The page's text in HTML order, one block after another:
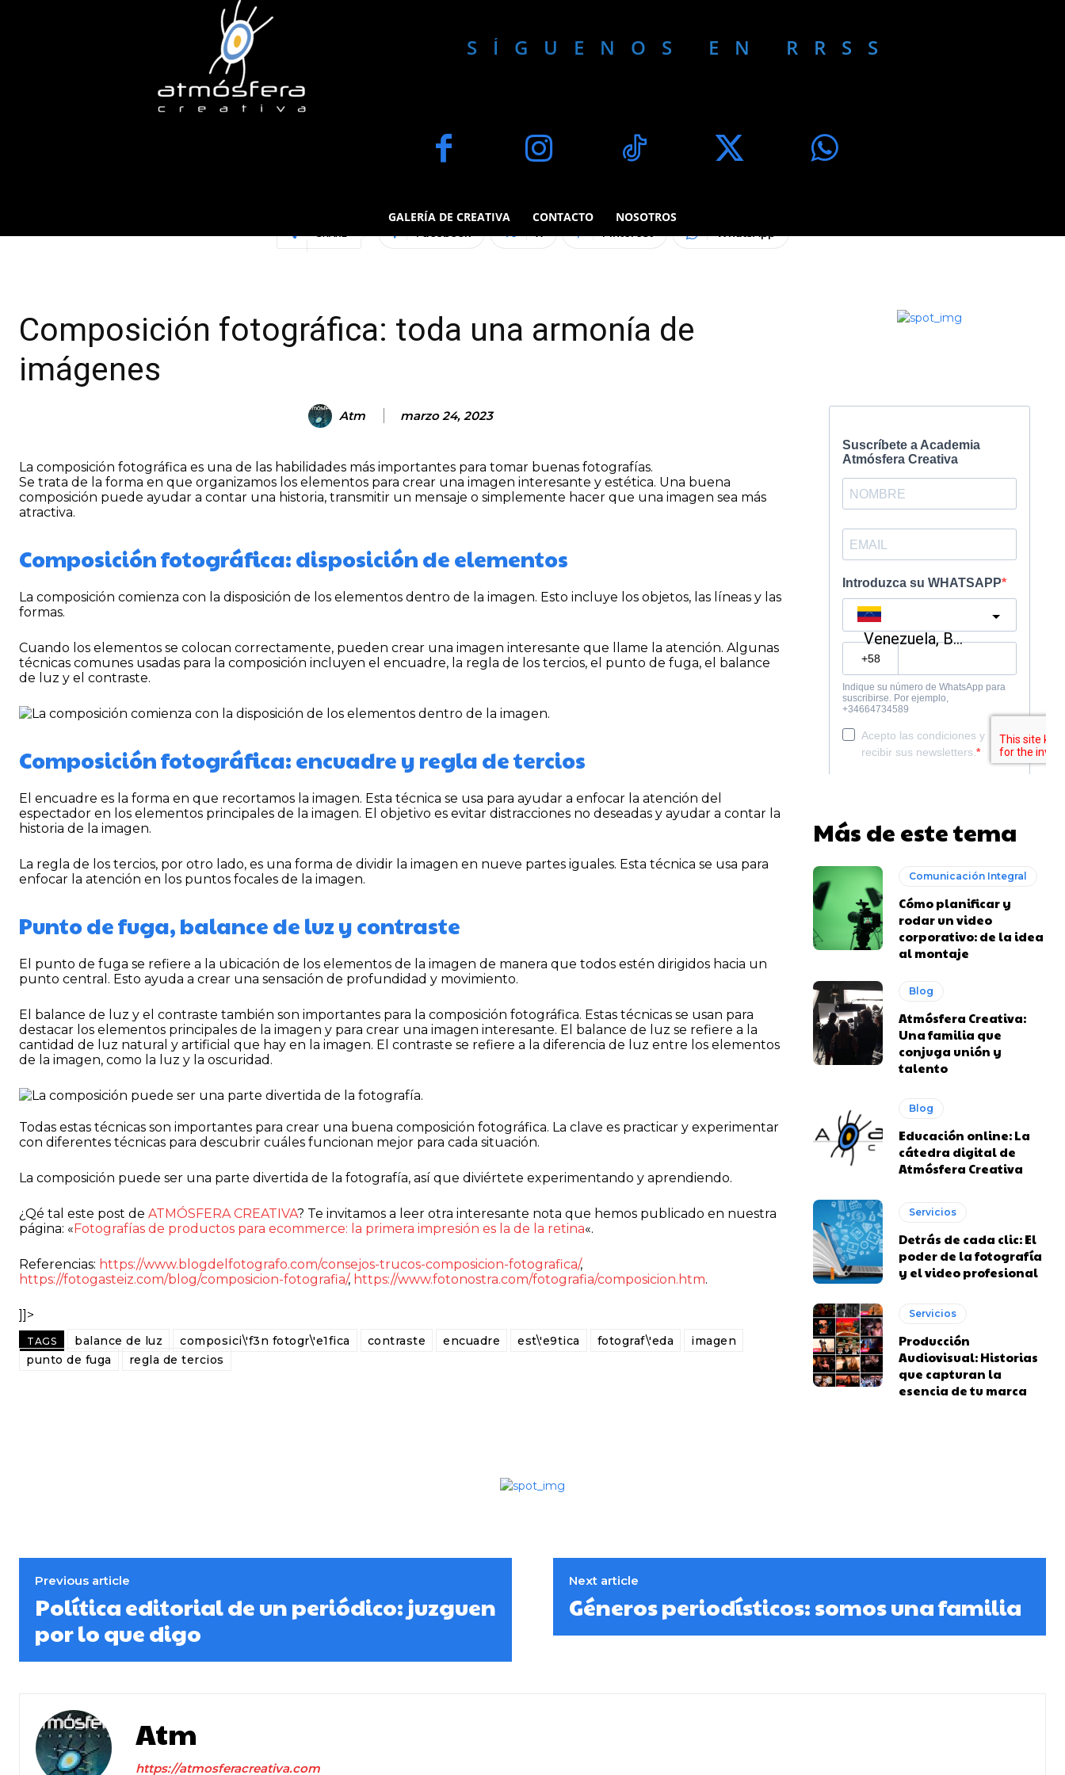
SÍGUENOS EN RRSS
GALERÍA DE CREATIVA CONTACTO NOSOTROS
Composición fotográfica: toda una armonía
de imágenes
SHARE
Composición fotográfica: toda una armonía de
imágenes
Atm marzo 24, 2023
La composición fotográfica es una de las habilidades más importantes para tomar buenas fotografías.
Se trata de la forma en que organizamos los elementos para crear una imagen interesante y estética. Una buena
composición puede ayudar a contar una historia, transmitir un mensaje o simplemente hacer que una imagen sea más
atractiva.
Composición fotográfica: disposición de elementos
La composición comienza con la disposición de los elementos dentro de la imagen. Esto incluye los objetos, las líneas y las
formas.
Cuando los elementos se colocan correctamente, pueden crear una imagen interesante que llame la atención. Algunas
técnicas comunes usadas para la composición incluyen el encuadre, la regla de los tercios, el punto de fuga, el balance
de luz y el contraste.
Composición fotográfica: encuadre y regla de tercios
El encuadre es la forma en que recortamos la imagen. Esta técnica se usa para ayudar a enfocar la atención del
espectador en los elementos principales de la imagen. El objetivo es evitar distracciones no deseadas y ayudar a contar la
historia de la imagen.
La regla de los tercios, por otro lado, es una forma de dividir la imagen en nueve partes iguales. Esta técnica se usa para
enfocar la atención en los puntos focales de la imagen.
Punto de fuga, balance de luz y contraste
El punto de fuga se refiere a la ubicación de los elementos de la imagen de manera que todos estén dirigidos hacia un
punto central. Esto ayuda a crear una sensación de profundidad y movimiento.
El balance de luz y el contraste también son importantes para la composición fotográfica. Estas técnicas se usan para
destacar los elementos principales de la imagen y para crear una imagen interesante. El balance de luz se refiere a la
cantidad de luz natural y artificial que hay en la imagen. El contraste se refiere a la diferencia de luz entre los elementos
de la imagen, como la luz y la oscuridad.
Todas estas técnicas son importantes para crear una buena composición fotográfica. La clave es practicar y experimentar
con diferentes técnicas para descubrir cuáles funcionan mejor para cada situación.
La composición puede ser una parte divertida de la fotografía, así que diviértete experimentando y aprendiendo.
¿Qé tal este post de ATMÓSFERA CREATIVA? Te invitamos a leer otra interesante nota que hemos publicado en nuestra
página: «Fotografías de productos para ecommerce: la primera impresión es la de la retina«.
Referencias: https://www.blogdelfotografo.com/consejos-trucos-composicion-fotografica/,
https://fotogasteiz.com/blog/composicion-fotografia/, https://www.fotonostra.com/fotografia/composicion.htm.
]]>
TAGS balance de luz composici\'f3n fotogr\'e1fica contraste encuadre est\'e9tica fotograf\'eda
imagen
punto de fuga
regla de tercios
Más de este tema
Comunicación Integral
Cómo planificar y
rodar un video
corporativo: de la idea
al montaje
Blog
Atmósfera Creativa:
Una familia que
conjuga unión y
talento
Blog
Educación online: La
cátedra digital de
Atmósfera Creativa
Servicios
Detrás de cada clic: El
poder de la fotografía
y el video profesional
Servicios
Producción
Audiovisual: Historias
que capturan la
esencia de tu marca
Previous article
Política editorial de un periódico: juzguen
por lo que digo
Next article
Géneros periodísticos: somos una familia
Atm
https://atmosferacreativa.com